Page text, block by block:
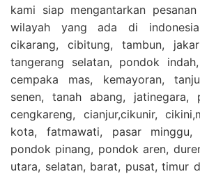
kami siap mengantarkan
wilayah yang ada di indonesia
cikarang, cibitung, tambun,
tangerang selatan, pondok
cempaka mas, kemayoran,
senen, tanah abang, jatinegara,
cengkareng, cianjur,cikunir,
kota, fatmawati, pasar minggu,
pondok pinang, pondok aren,
utara, selatan, barat, pusat, timur